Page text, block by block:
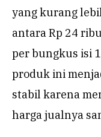
yang kurang
antara Rp 24
per bungkus isi
produk ini
stabil karena
harga jualnya